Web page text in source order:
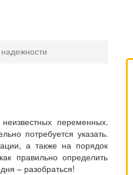
переменных.
потребуется указать.
а также на порядок
правильно определить
– разобраться!